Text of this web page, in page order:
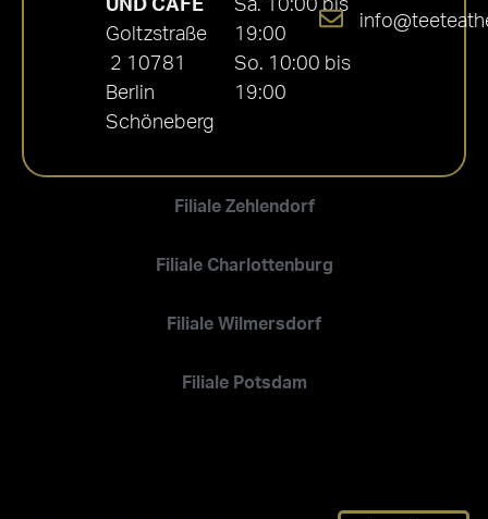
Filiale Zehlendorf
Filiale Charlottenburg
Filiale Wilmersdorf
Filiale Potsdam
UND CAFÉ
Goltzstraße
2 10781
Berlin
Schöneberg
Sa. 10:00 bis
19:00
So. 10:00 bis
19:00